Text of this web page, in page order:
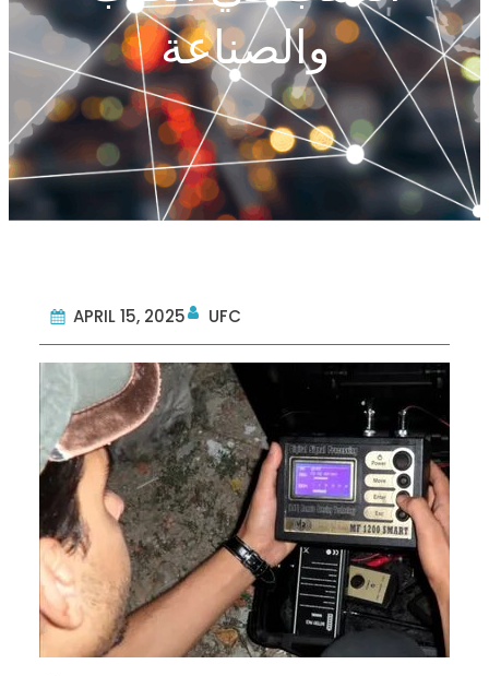
والصناعة
APRIL 15, 2025 UFC